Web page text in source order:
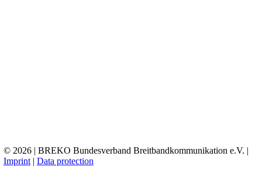
© 2026 | BREKO Bundesverband Breitbandkommunikation e.V. |
Imprint| Data protection